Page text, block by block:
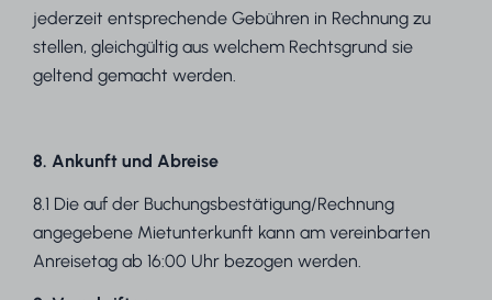
jederzeit entsprechende Gebühren in Rechnung zu
stellen, gleichgültig aus welchem Rechtsgrund sie
geltend gemacht werden.
8. Ankunft und Abreise
8.1 Die auf der Buchungsbestätigung/Rechnung
angegebene Mietunterkunft kann am vereinbarten
Anreisetag ab 16:00 Uhr bezogen werden.